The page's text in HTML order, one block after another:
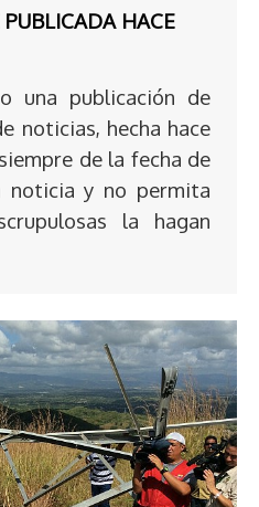
HACE
una publicación de
noticias, hecha hace
de la fecha de
noticia y no permita
la hagan